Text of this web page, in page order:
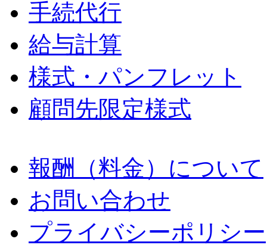
手続代行
給与計算
様式・パンフレット
顧問先限定様式
報酬（料金）について
お問い合わせ
プライバシーポリシー